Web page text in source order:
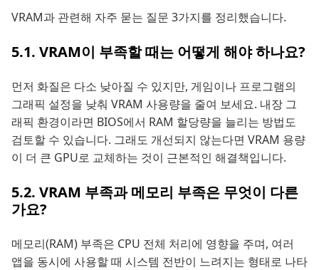
VRAM과 관련해 자주 묻는 질문 3가지를 정리했습니다.
5.1. VRAM이 부족할 때는 어떻게 해야 하나요?
먼저 화질은 다소 낮아질 수 있지만, 게임이나 프로그램의
그래픽 설정을 낮춰 VRAM 사용량을 줄여 보세요. 내장 그
래픽 환경이라면 BIOS에서 RAM 할당량을 늘리는 방법도
검토할 수 있습니다. 그래도 개선되지 않는다면 VRAM 용량
이 더 큰 GPU로 교체하는 것이 근본적인 해결책입니다.
5.2. VRAM 부족과 메모리 부족은 무엇이 다른
가요?
메모리(RAM) 부족은 CPU 전체 처리에 영향을 주며, 여러
앱을 동시에 사용할 때 시스템 전반이 느려지는 형태로 나타